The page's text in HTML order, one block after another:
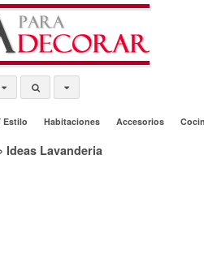
Estilo Habitaciones Accesorios
Ideas Lavanderia